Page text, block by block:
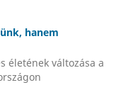
hanem
életének változása a